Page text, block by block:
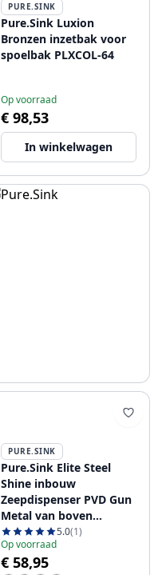
PURE.SINK
Pure.Sink Luxion
Bronzen inzetbak voor
spoelbak PLXCOL-64
Op voorraad
€ 98,53
In winkelwagen
PURE.SINK
Pure.Sink Elite Steel
Shine inbouw
Zeepdispenser PVD Gun
Metal van boven
navulbaar PS9010-61
5.0(1)
Op voorraad
€ 58,95